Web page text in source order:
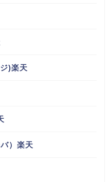
)楽天
）楽天